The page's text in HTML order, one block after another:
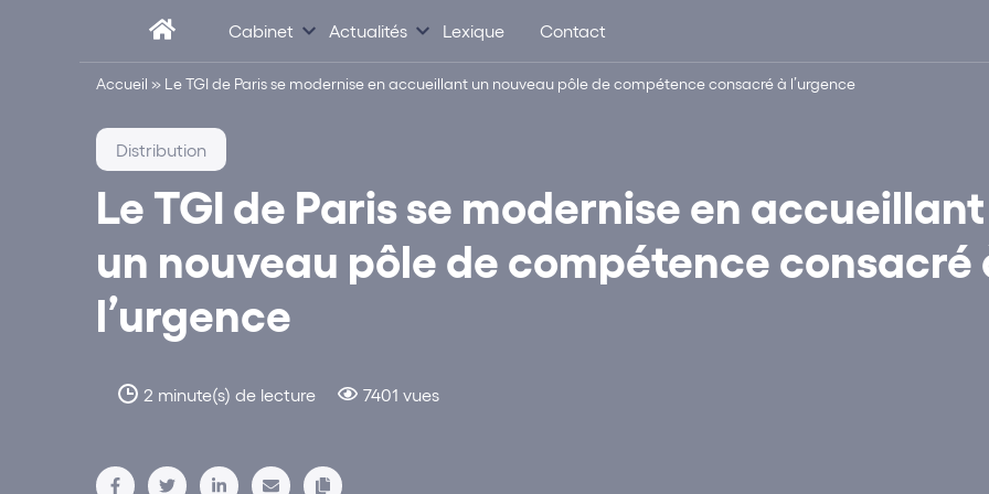
Cabinet Actualités Lexique Contact
Accueil » Le TGI de Paris se modernise en accueillant un nouveau pôle de compétence consacré à l’urgence
Le TGI de Paris se modernise en accueillant
un nouveau pôle de compétence consacré
l’urgence
2 minute(s) de lecture 7401 vues
Distribution